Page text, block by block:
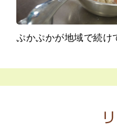
ぷかぷかが地域で続け